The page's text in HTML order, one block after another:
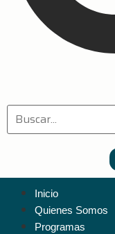
Inicio
Quienes Somos
Programas